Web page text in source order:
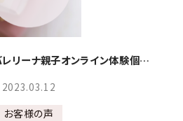
【オンラインご感想】バレリーナ親子オンライン体験個別セッション参加者さまご感想
2023.03.12
お客様の声